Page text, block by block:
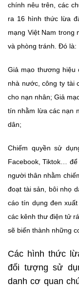
chính nêu trên, các
ra 16 hình thức lừa
mạng Việt Nam trong
và phòng tránh. Đó là:
Giả mạo thương hiệu
nhà nước, công ty tài
cho nạn nhân; Giả
tín nhằm lừa các nạn
dân;
Chiếm quyền sử
Facebook, Tiktok…
người thân nhằm
đoạt tài sản, bôi nhọ
cáo tín dụng đen
các kênh thư điện tử
sẽ biến thành những
Các hình thức
đối tượng sử
danh cơ quan